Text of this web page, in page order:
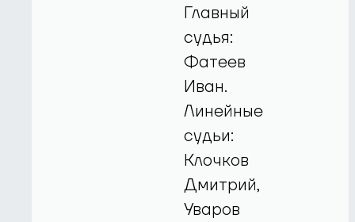
Главный
судья:
Фатеев
Иван.
Линейные
судьи:
Клочков
Дмитрий,
Уваров